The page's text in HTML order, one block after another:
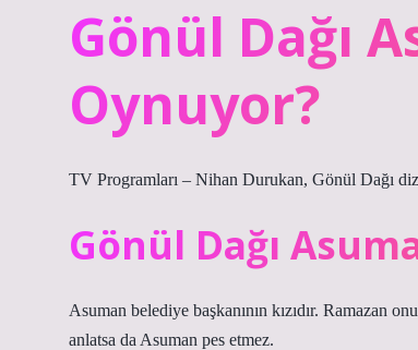
Gönül Dağı
Oynuyor?
TV Programları – Nihan Durukan, Gönül Dağı
Gönül Dağı
Asuman belediye başkanının kızıdır. Ramazan
anlatsa da Asuman pes etmez.